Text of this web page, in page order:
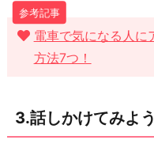
電車で気になる人に
方法7つ！
3.話しかけてみよう